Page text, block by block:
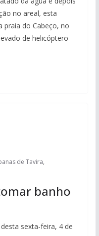
no areal, esta
praia do Cabeço, no
de helicóptero
de Tavira,
banho
sexta-feira, 4 de